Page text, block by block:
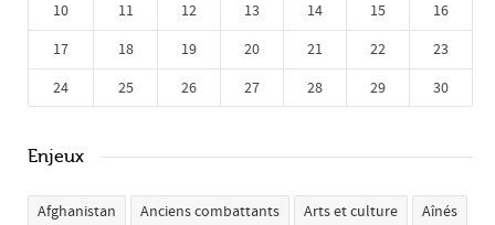
10 11 12 13 14 15
16
17
18 19 20 21 22
23
24
25 26 27 28 29 30
Enjeux
Afghanistan Anciens combattants Arts et culture
Aînés